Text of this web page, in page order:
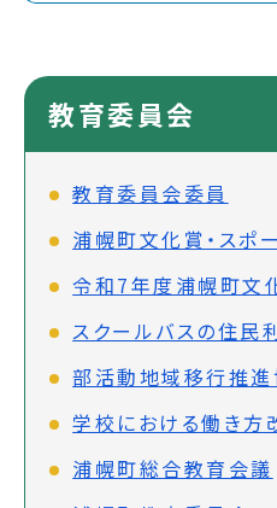
教育委員会
教育委員会委員
浦幌町文化賞・スポ
令和7年度浦幌町文化賞・スポ
スクールバスの住民
部活動地域移行推進
学校における働き方
浦幌町総合教育会議